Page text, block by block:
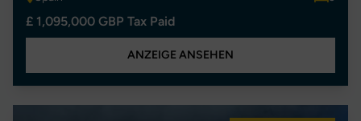
£ 1,095,000 GBP Tax Paid
ANZEIGE ANSEHEN